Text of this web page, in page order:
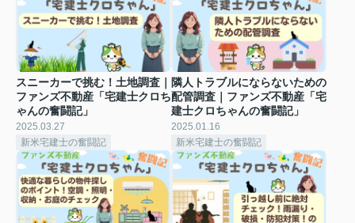
スニーカーで挑む！土地調査｜
ファンズ不動産「宅建士クロち
ゃんの奮闘記」
2025.03.27
新米宅建士の奮闘記
隣人トラブルにならないための
配管調査｜ファンズ不動産「宅
建士クロちゃんの奮闘記」
2025.01.16
新米宅建士の奮闘記